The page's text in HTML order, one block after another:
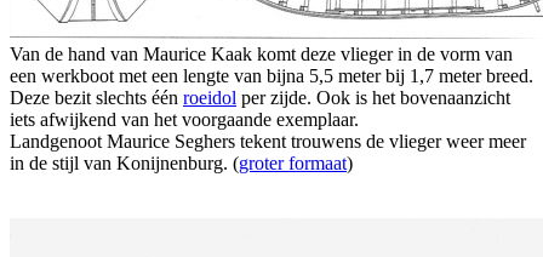
Van de hand van Maurice Kaak komt deze vlieger in de vorm van
een werkboot met een lengte van bijna 5,5 meter bij 1,7 meter breed.
Deze bezit slechts één roeidol per zijde. Ook is het bovenaanzicht
iets afwijkend van het voorgaande exemplaar.
Landgenoot Maurice Seghers tekent trouwens de vlieger weer meer
in de stijl van Konijnenburg. (groter formaat)